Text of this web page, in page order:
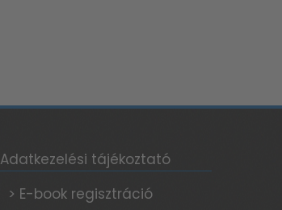
Adatkezelési tájékoztató
> E-book regisztráció